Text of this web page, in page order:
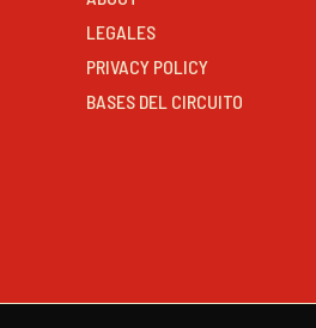
LEGALES
PRIVACY POLICY
BASES DEL CIRCUITO